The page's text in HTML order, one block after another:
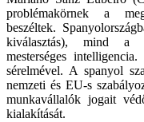
problémakörnek a
beszéltek.
kiválasztás), mind a
mesterséges
sérelmével. A spanyol
nemzeti és EU-s
munkavállalók jogait
kialakítását.